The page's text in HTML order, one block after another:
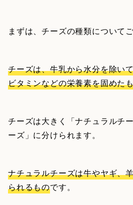
まずは、チーズの種類について
チーズは、牛乳から水分を除い
ビタミンなどの栄養素を固めた
チーズは大きく「ナチュラルチ
ーズ」に分けられます。
ナチュラルチーズは牛やヤギ、
られるものです。